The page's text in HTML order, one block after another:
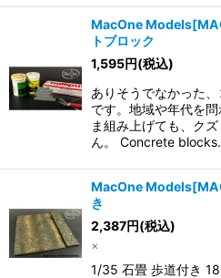
MacOne
トブロック
1,595円(税込)
ありそうでなかった
です。地域や年代を
ま組み上げても、ク
ん。 Concrete
MacOne
き
2,387円(税込)
×
1/35 石畳 歩道付き